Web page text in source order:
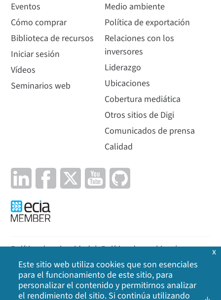
Eventos
Cómo comprar
Biblioteca de recursos
Iniciar sesión
Vídeos
Seminarios web
Medio ambiente
Política de exportación
Relaciones con los
inversores
Liderazgo
Ubicaciones
Cobertura mediática
Otros sitios de Digi
Comunicados de prensa
Calidad
Política de privacidad | Política de cookies |
Aviso legal | Mapa del sitio
©2026Digi International Inc. Todos los derechos
Este sitio web utiliza cookies que son esenciales
para el funcionamiento de este sitio, para
personalizar el contenido y permitirnos analizar
el rendimiento del sitio. Si continúa utilizando
x